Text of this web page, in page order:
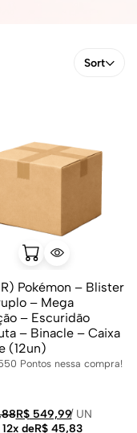
Sort
Pokémon – Blister
– Mega
– Escuridão
– Binacle – Caixa
(12un)
Pontos nessa compra!
R$549,99/UN
deR$45,83